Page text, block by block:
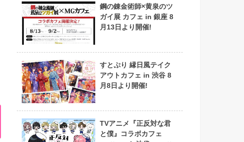
鋼の錬金術師×黄泉のツ
ガイ展 カフェ in 銀座 8
月13日より開催!
すとぷり 縁日風テイク
アウトカフェ in 渋谷 8
月8日より開催!
TVアニメ『正反対な君
と僕』コラボカフェ